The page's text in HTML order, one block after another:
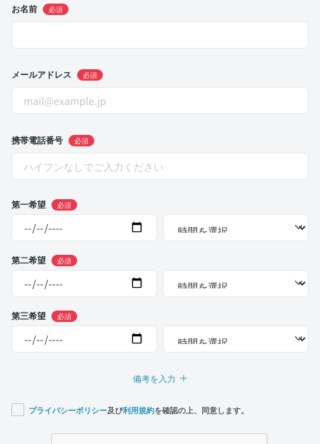
お名前 必須
メールアドレス 必須
携帯電話番号 必須
第一希望 必須
第二希望 必須
第三希望 必須
備考を入力
プライバシーポリシー及び利用規約を確認の上、同意します。